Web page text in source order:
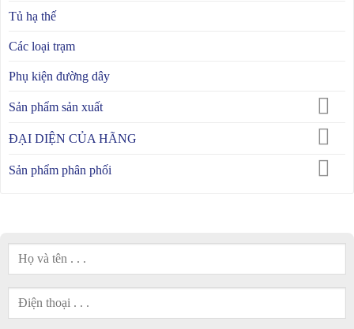
Tủ hạ thế
Các loại trạm
Phụ kiện đường dây
Sản phẩm sản xuất
ĐẠI DIỆN CỦA HÃNG
Sản phẩm phân phối